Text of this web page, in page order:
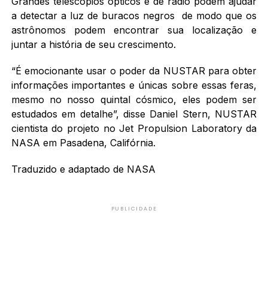
a detectar a luz de buracos negros de modo que os
astrônomos podem encontrar sua localização e
juntar a história de seu crescimento.
“É emocionante usar o poder da NUSTAR para obter
informações importantes e únicas sobre essas feras,
mesmo no nosso quintal cósmico, eles podem ser
estudados em detalhe”, disse Daniel Stern, NUSTAR
cientista do projeto no Jet Propulsion Laboratory da
NASA em Pasadena, Califórnia.
Traduzido e adaptado de NASA
PUBLICIDADE